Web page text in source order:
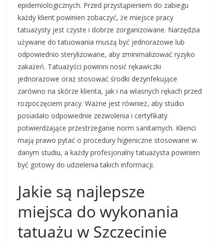
epidemiologicznych. Przed przystąpieniem do zabiegu
każdy klient powinien zobaczyć, że miejsce pracy
tatuażysty jest czyste i dobrze zorganizowane. Narzędzia
używane do tatuowania muszą być jednorazowe lub
odpowiednio sterylizowane, aby zminimalizować ryzyko
zakażeń. Tatuażyści powinni nosić rękawiczki
jednorazowe oraz stosować środki dezynfekujące
zarówno na skórze klienta, jak i na własnych rękach przed
rozpoczęciem pracy. Ważne jest również, aby studio
posiadało odpowiednie zezwolenia i certyfikaty
potwierdzające przestrzeganie norm sanitarnych. Klienci
mają prawo pytać o procedury higieniczne stosowane w
danym studiu, a każdy profesjonalny tatuażysta powinien
być gotowy do udzielenia takich informacji.
Jakie są najlepsze
miejsca do wykonania
tatuażu w Szczecinie